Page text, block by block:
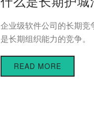
企业级软件公司的长期
是长期组织能力的竞争。
READ MORE